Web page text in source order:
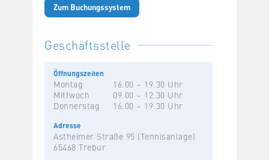
Zum Buchungssystem
Geschäftsstelle
Öffnungszeiten
Montag
16.00 – 19.30 Uhr
Mittwoch
09.00 – 12.30 Uhr
Donnerstag
16.00 – 19.30 Uhr
Adresse
Astheimer Straße 95 (Tennisanlage)
65468 Trebur